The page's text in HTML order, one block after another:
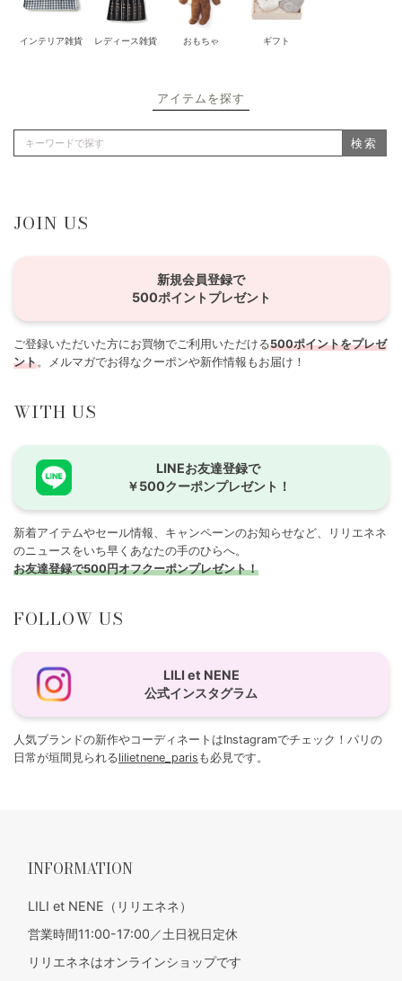
インテリア雑貨 レディース雑貨 おもちゃ ギフト
アイテムを探す
検索
JOIN US
新規会員登録で
500ポイントプレゼント
ご登録いただいた方にお買物でご利用いただける500ポイントをプレゼ
ント。メルマガでお得なクーポンや新作情報もお届け！
WITH US
LINEお友達登録で
￥500クーポンプレゼント！
新着アイテムやセール情報、キャンペーンのお知らせなど、リリエネネ
のニュースをいち早くあなたの手のひらへ。
お友達登録で500円オフクーポンプレゼント！
FOLLOW US
LILI et NENE
公式インスタグラム
人気ブランドの新作やコーディネートはInstagramでチェック！パリの
日常が垣間見られるlilietnene_paris も必見です。
INFORMATION
LILI et NENE（リリエネネ）
営業時間11:00-17:00／土日祝日定休
リリエネネはオンラインショップです